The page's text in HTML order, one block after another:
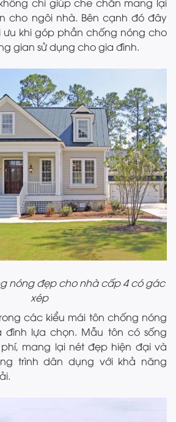
cho ngôi nhà. Bên cạnh đó đây
ưu khi góp phần chống nóng cho
gian sử dụng cho gia đình.
nóng đẹp cho nhà cấp 4 có gác
xép
các kiểu mái tôn chống nóng
lựa chọn. Mẫu tôn có sống
mang lại nét đẹp hiện đại và
trình dân dụng với khả năng